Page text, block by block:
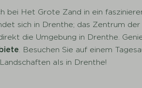
bei Het Grote Zand in ein
sich in Drenthe; das Zentrum der
die Umgebung in Drenthe.
. Besuchen Sie auf einem
als in Drenthe!